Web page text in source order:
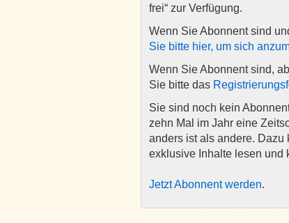
frei“ zur Verfügung.
Wenn Sie Abonnent sind
Sie bitte hier, um sich
Wenn Sie Abonnent sind,
Sie bitte das
Sie sind noch kein
zehn Mal im Jahr eine
anders ist als andere.
exklusive Inhalte lesen und
Jetzt Abonnent werden.